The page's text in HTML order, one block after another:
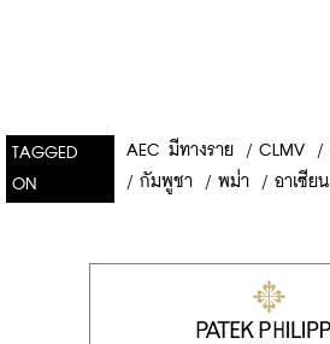
TAGGED
ON
AEC มีทางราย / CLMV /
/ กัมพูชา / พม่า / อาเซียน